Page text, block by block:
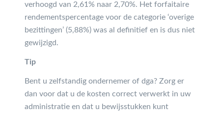
verhoogd van 2,61% naar 2,70%. Het forfaitaire
rendementspercentage voor de categorie ‘overige
bezittingen’ (5,88%) was al definitief en is dus niet
gewijzigd.
Tip
Bent u zelfstandig ondernemer of dga? Zorg er
dan voor dat u de kosten correct verwerkt in uw
administratie en dat u bewijsstukken kunt